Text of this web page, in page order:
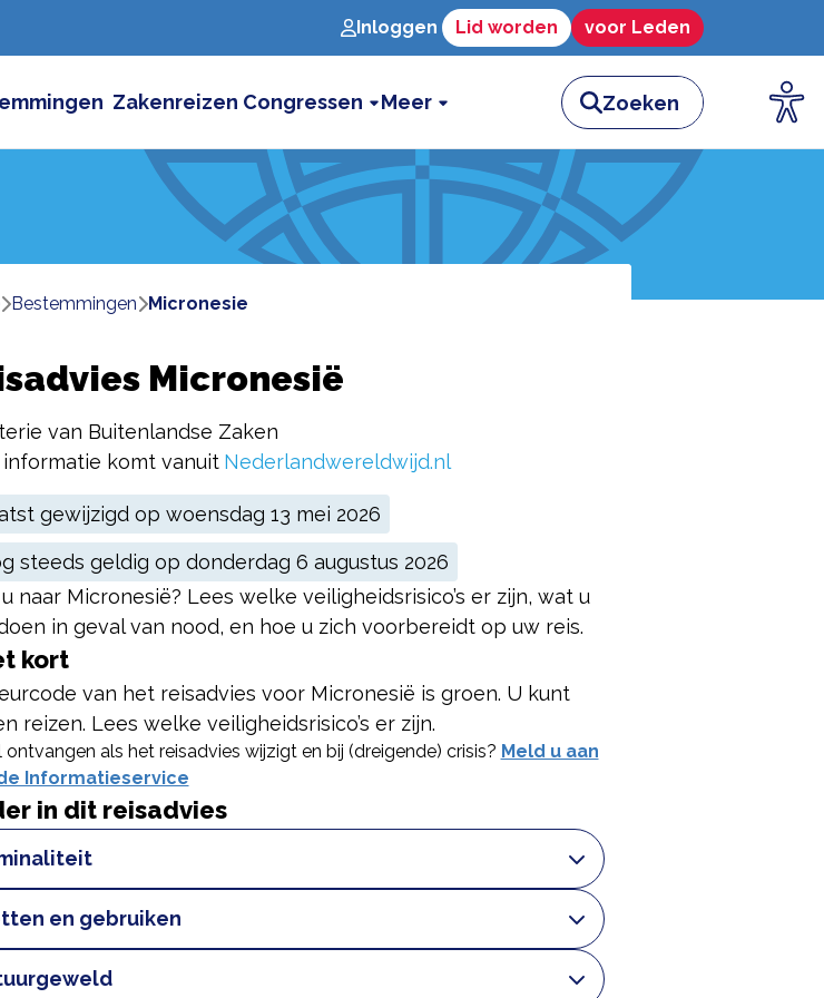
Inloggen Lid worden voor Leden
Zakenreizen Congressen Meer
bestemmingen micronesie
Micronesië
van Buitenlandse Zaken
informatie komt vanuit Nederlandwereldwijd.nl
gewijzigd op woensdag 13 mei 2026
steeds geldig op donderdag 6 augustus 2026
naar Micronesië? Lees welke veiligheidsrisico’s er zijn, wat u
in geval van nood, en hoe u zich voorbereidt op uw reis.
kort
van het reisadvies voor Micronesië is groen. U kunt
reizen. Lees welke veiligheidsrisico’s er zijn.
ontvangen als het reisadvies wijzigt en bij (dreigende) crisis? Meld u aan
Informatieservice
in dit reisadvies
op diefstal of beroving in Micronesië is klein. Al is het
hierop wel hoger in Chuuk. Door een goede voorbereiding
u de kans dat u wordt beroofd of opgelicht. Lees meer
paginaHoe voorkom ik dat ik slachtoffer word van
en gebruiken
in Micronesië geen drugs gebruiken, bezitten of